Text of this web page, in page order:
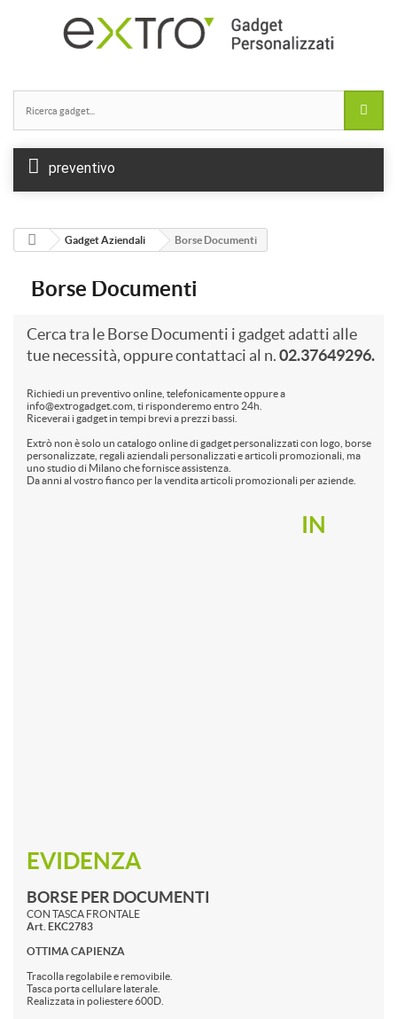
preventivo
Gadget Aziendali Borse Documenti
Borse Documenti
Cerca tra le Borse Documenti i gadget adatti alle
tue necessità, oppure contattaci al n.02.37649296.
Richiedi un preventivo online, telefonicamente oppure a
info@extrogadget.com, ti risponderemo entro 24h.
Riceverai i gadget in tempi brevi a prezzi bassi.
Extrò non è solo un catalogo online di gadget personalizzati con logo, borse
personalizzate, regali aziendali personalizzati e articoli promozionali, ma
uno studio di Milano che fornisce assistenza.
Da anni al vostro fianco per la vendita articoli promozionali per aziende.
IN
EVIDENZA
BORSE PER DOCUMENTI
CON TASCA FRONTALE
Art. EKC2783
OTTIMA CAPIENZA
Tracolla regolabile e removibile.
Tasca porta cellulare laterale.
Realizzata in poliestere 600D.